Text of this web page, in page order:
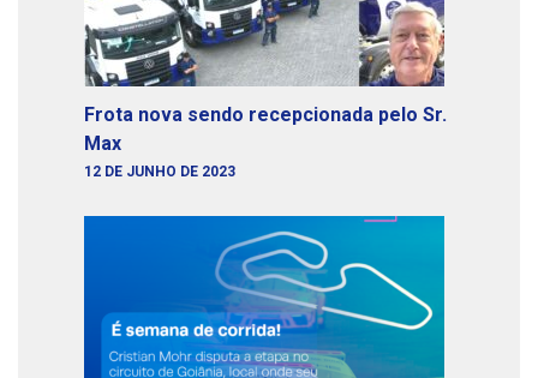
Frota nova sendo recepcionada pelo Sr.
Max
12 DE JUNHO DE 2023